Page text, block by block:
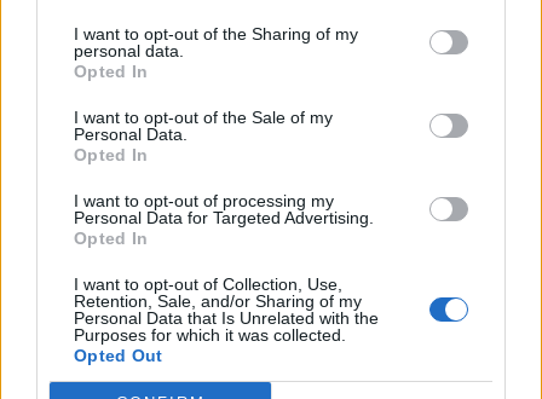
I want to opt-out of the Sharing of my
personal data.
Opted In
I want to opt-out of the Sale of my
Personal Data.
Opted In
I want to opt-out of processing my
Personal Data for Targeted Advertising.
Opted In
I want to opt-out of Collection, Use,
Retention, Sale, and/or Sharing of my
Personal Data that Is Unrelated with the
Purposes for which it was collected.
Opted Out
ПЕПЕЛЯШКА
Точки за награди: 3,300
Подрастващ автор
Съобщения: 56 Получени харесвания: Точки за награди:
Старши болярин, мъжки, <
Съобщения: 974 Получени харесвания:
Точки за награди:
1,150